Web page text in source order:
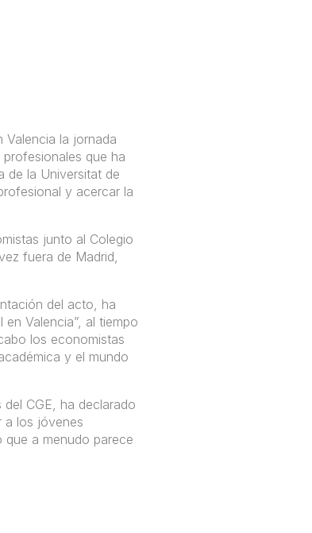
Valencia la jornada
que ha
de la Universitat de
y acercar la
junto al Colegio
fuera de Madrid,
del acto, ha
Valencia”, al tiempo
los economistas
y el mundo
CGE, ha declarado
a los jóvenes
a menudo parece